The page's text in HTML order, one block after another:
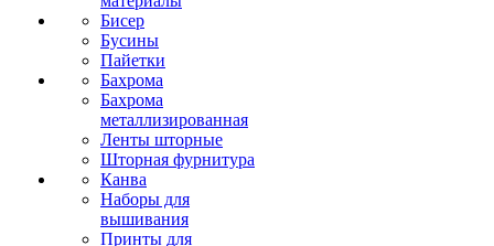
Бисер
Бусины
Пайетки
Бахрома
Бахрома
металлизированная
Ленты шторные
Шторная фурнитура
Канва
Наборы для
вышивания
Принты для